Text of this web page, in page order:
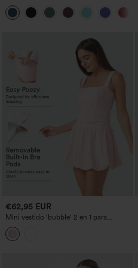
espalda descubierta cut out más largo
Easy Peezy
€62,95 EUR
Mini vestido 'bubble' 2 en 1 para
baile/actividad con escote cuadrado, sin
mangas, sujetador integrado y bolsillos
— Edición Easy Peezy